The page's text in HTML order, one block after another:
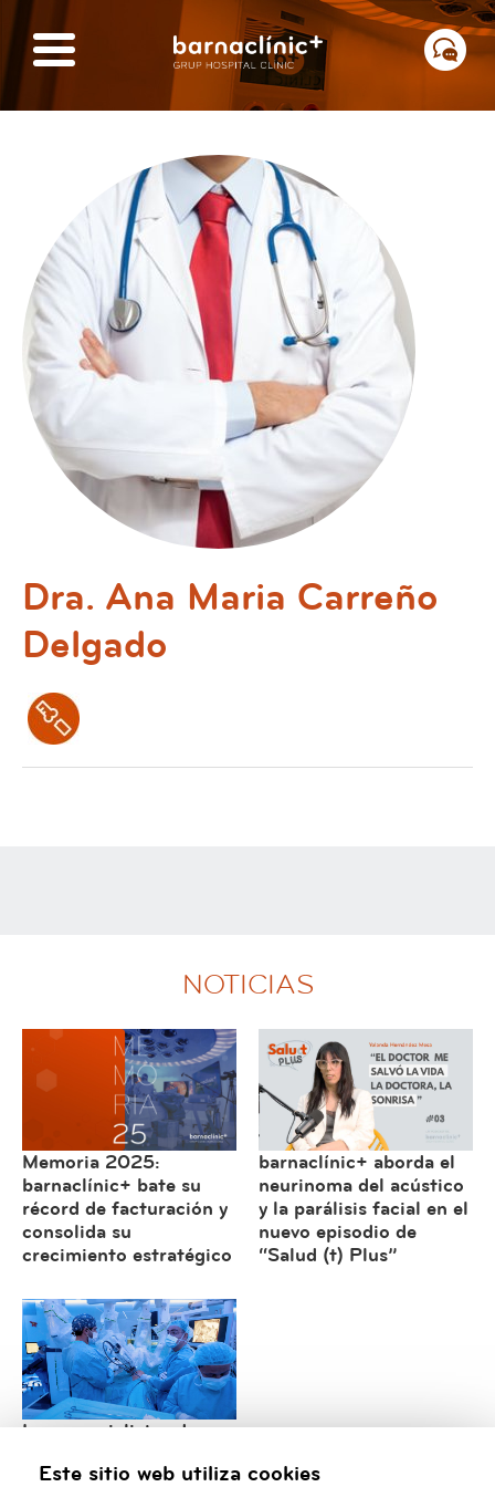
Dra. Ana Maria Carreño
Delgado
NOTICIAS
Memoria 2025:
barnaclínic+ bate su
récord de facturación y
consolida su
crecimiento estratégico
barnaclínic+ aborda el
neurinoma del acústico
y la parálisis facial en el
nuevo episodio de
“Salud (t) Plus”
Los especialistas de
barnaclínic+ consolidan
Este sitio web utiliza cookies